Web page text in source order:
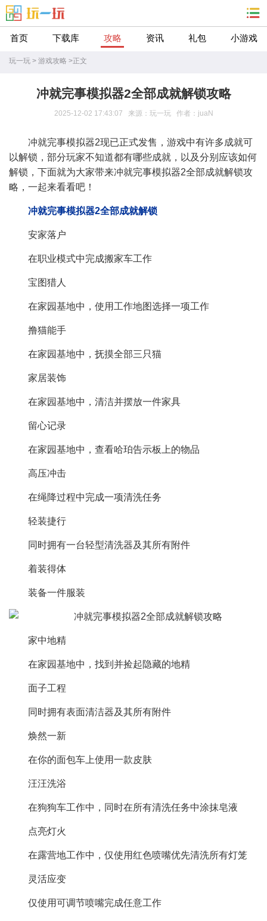
首页 下载库 攻略 资讯 礼包 小游戏
玩一玩 > 游戏攻略 >正文
冲就完事模拟器2全部成就解锁攻略
2025-12-02 17:43:07 来源：玩一玩 作者：juaN
冲就完事模拟器2现已正式发售，游戏中有许多成就可
以解锁，部分玩家不知道都有哪些成就，以及分别应该如何
解锁，下面就为大家带来冲就完事模拟器2全部成就解锁攻
略，一起来看看吧！
冲就完事模拟器2全部成就解锁
安家落户
在职业模式中完成搬家车工作
宝图猎人
在家园基地中，使用工作地图选择一项工作
撸猫能手
在家园基地中，抚摸全部三只猫
家居装饰
在家园基地中，清洁并摆放一件家具
留心记录
在家园基地中，查看哈珀告示板上的物品
高压冲击
在绳降过程中完成一项清洗任务
轻装捷行
同时拥有一台轻型清洗器及其所有附件
着装得体
装备一件服装
家中地精
在家园基地中，找到并捡起隐藏的地精
面子工程
同时拥有表面清洁器及其所有附件
焕然一新
在你的面包车上使用一款皮肤
汪汪洗浴
在狗狗车工作中，同时在所有清洗任务中涂抹皂液
点亮灯火
在露营地工作中，仅使用红色喷嘴优先清洗所有灯笼
灵活应变
仅使用可调节喷嘴完成任意工作